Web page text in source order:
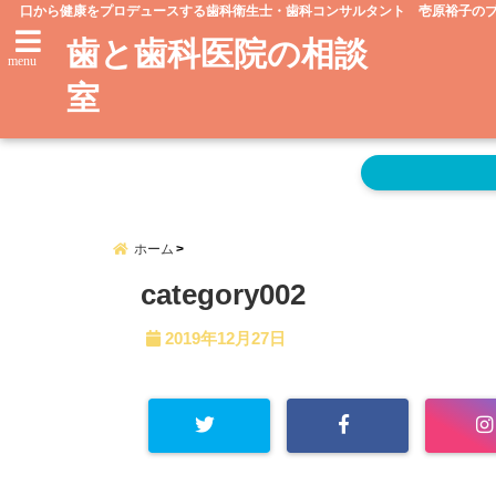
口から健康をプロデュースする歯科衛生士・歯科コンサルタント 壱原裕子の
menu
歯と歯科医院の相談
室
ホーム
category002
2019年12月27日